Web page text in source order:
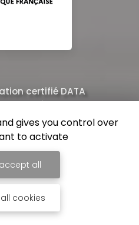
certifié DATA
formés au nettoyage
gives you control over
to activate
accept all
cookies